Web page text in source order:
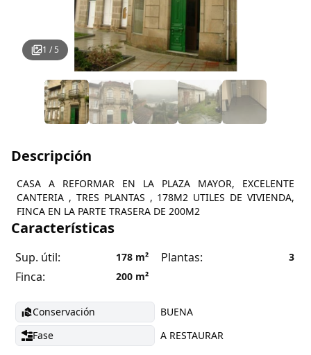
1 /5
Descripción
CASA A REFORMAR EN LA PLAZA MAYOR, EXCELENTE
CANTERIA , TRES PLANTAS , 178M2 UTILES DE VIVIENDA,
FINCA EN LA PARTE TRASERA DE 200M2
Características
Sup. útil: 178 m² Plantas: 3
Finca: 200 m²
Conservación
BUENA
Fase
A RESTAURAR